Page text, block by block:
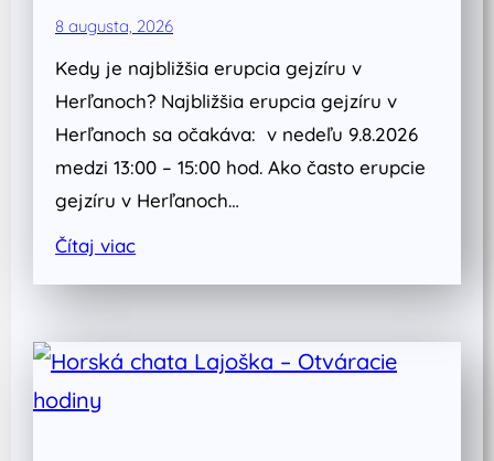
8 augusta, 2026
Kedy je najbližšia erupcia gejzíru v
Herľanoch? Najbližšia erupcia gejzíru v
Herľanoch sa očakáva: v nedeľu 9.8.2026
medzi 13:00 – 15:00 hod. Ako často erupcie
gejzíru v Herľanoch…
Čítaj viac